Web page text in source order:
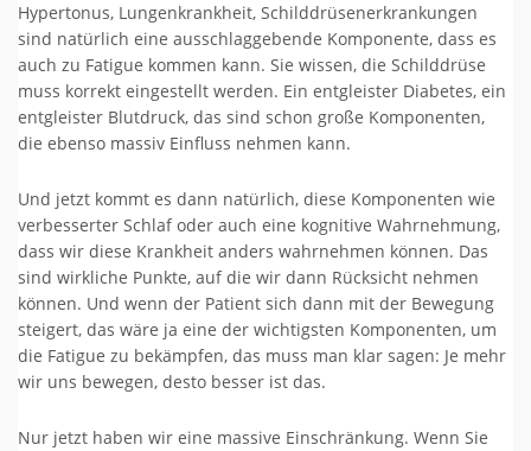
Hypertonus, Lungenkrankheit, Schilddrüsenerkrankungen
sind natürlich eine ausschlaggebende Komponente, dass es
auch zu Fatigue kommen kann. Sie wissen, die Schilddrüse
muss korrekt eingestellt werden. Ein entgleister Diabetes, ein
entgleister Blutdruck, das sind schon große Komponenten,
die ebenso massiv Einfluss nehmen kann.
Und jetzt kommt es dann natürlich, diese Komponenten wie
verbesserter Schlaf oder auch eine kognitive Wahrnehmung,
dass wir diese Krankheit anders wahrnehmen können. Das
sind wirkliche Punkte, auf die wir dann Rücksicht nehmen
können. Und wenn der Patient sich dann mit der Bewegung
steigert, das wäre ja eine der wichtigsten Komponenten, um
die Fatigue zu bekämpfen, das muss man klar sagen: Je mehr
wir uns bewegen, desto besser ist das.
Nur jetzt haben wir eine massive Einschränkung. Wenn Sie